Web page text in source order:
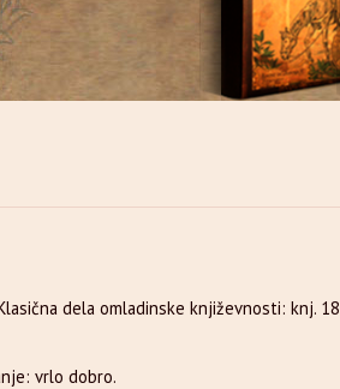
dela omladinske književnosti: knj. 18
vrlo dobro.